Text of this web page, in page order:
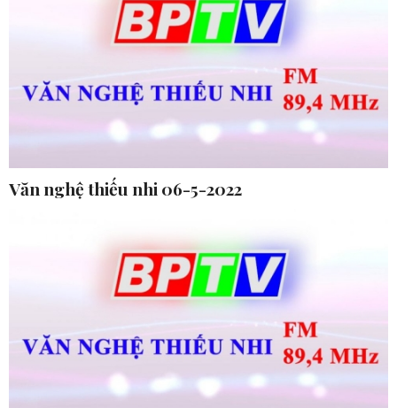
Văn nghệ thiếu nhi 06-5-2022